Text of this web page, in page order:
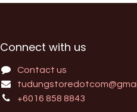
Connect with us
Contact us
+6016 858 8843